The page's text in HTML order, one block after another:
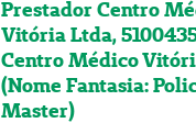
Prestador Centro
Vitória Ltda,
Centro Médico
(Nome Fantasia:
Master)